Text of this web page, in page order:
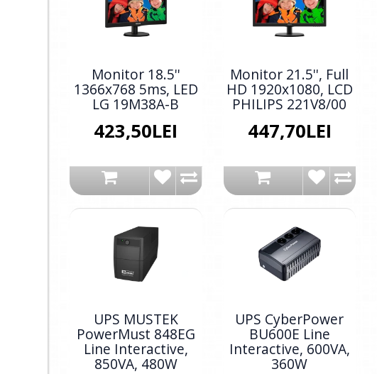
Monitor 18.5''
1366x768 5ms, LED
LG 19M38A-B
423,50LEI
Monitor 21.5'', Full
HD 1920x1080, LCD
PHILIPS 221V8/00
447,70LEI
UPS MUSTEK
PowerMust 848EG
Line Interactive,
850VA, 480W
UPS CyberPower
BU600E Line
Interactive, 600VA,
360W